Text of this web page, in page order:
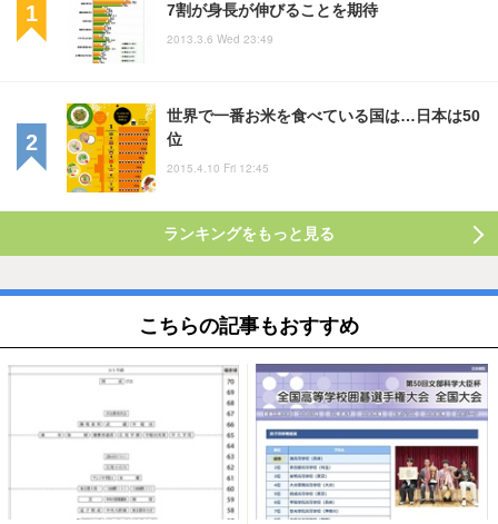
7割が身長が伸びることを期待
2013.3.6 Wed 23:49
世界で一番お米を食べている国は…日本は50
位
2015.4.10 Fri 12:45
ランキングをもっと見る
こちらの記事もおすすめ